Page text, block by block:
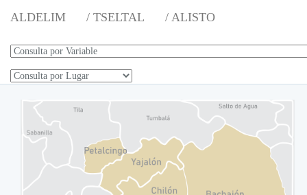
ALDELIM / TSELTAL / ALISTO